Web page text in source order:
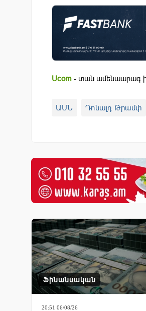
Ucom - տան ամենաարագ
ԱՄՆ Դոնալդ Թրամփ
Ֆինանսական
20:51 06/08/26